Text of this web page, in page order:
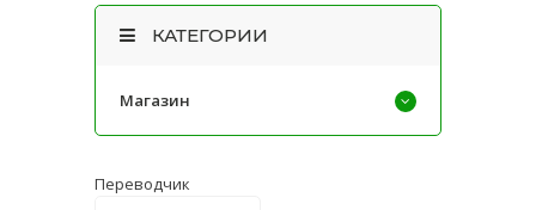
КАТЕГОРИИ
Магазин
Переводчик